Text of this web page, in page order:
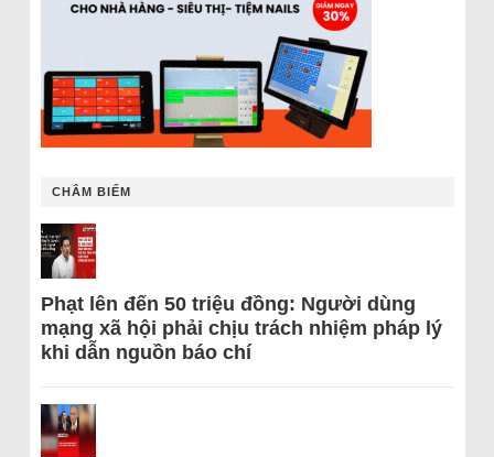
CHÂM BIẾM
Phạt lên đến 50 triệu đồng: Người dùng
mạng xã hội phải chịu trách nhiệm pháp lý
khi dẫn nguồn báo chí